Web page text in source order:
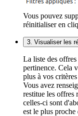
Vous pouvez
réinitialiser en
3. Visualiser les
La liste des
pertinence. Cela
plus à vos critères
Vous avez
restitue les offres
celles-ci sont
est le plus proche